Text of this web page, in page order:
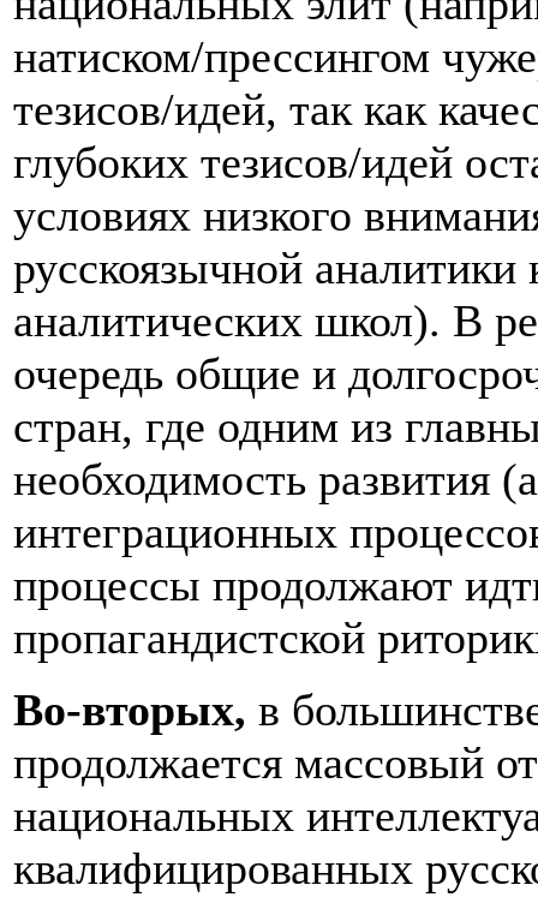
натиском/прессингом
тезисов/идей, так как
глубоких тезисов/идей
условиях низкого
русскоязычной
аналитических школ). В
очередь общие и
стран, где одним из
необходимость развития
интеграционных
процессы продолжают
пропагандистской
Во-вторых, в
продолжается массовый
национальных
квалифицированных